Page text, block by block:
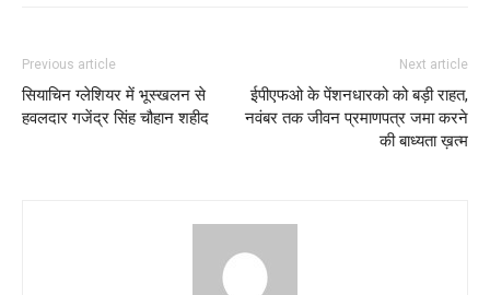
Previous article
सियाचिन ग्लेशियर में भूस्खलन से
हवलदार गजेंद्र सिंह चौहान शहीद
Next article
ईपीएफओ के पेंशनधारको को बड़ी राहत,
नवंबर तक जीवन प्रमाणपत्र जमा करने
की बाध्यता ख़त्म